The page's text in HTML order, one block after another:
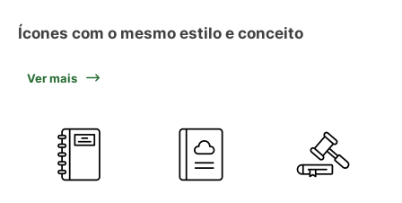
Ícones com o mesmo estilo e conceito
Ver mais